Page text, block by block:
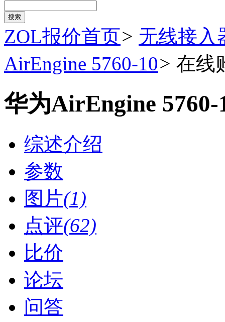
ZOL报价首页> 无线接入
AirEngine 5760-10> 在线
华为AirEngine
综述介绍
参数
图片(1)
点评(62)
比价
论坛
问答